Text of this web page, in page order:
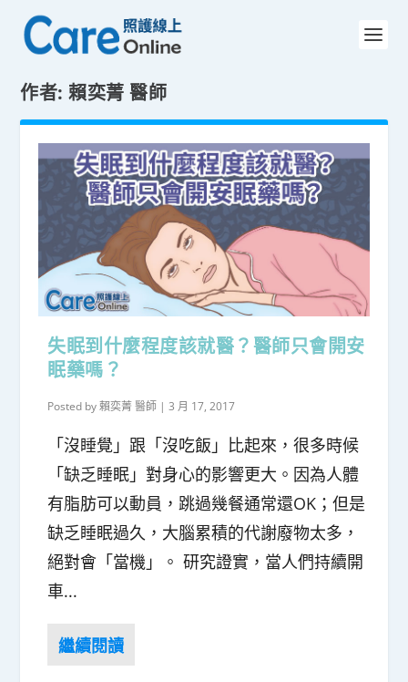
作者:賴奕菁 醫師
失眠到什麼程度該就醫？醫師只會開安
眠藥嗎？
Posted by賴奕菁 醫師 |3 月 17, 2017
「沒睡覺」跟「沒吃飯」比起來，很多時候
「缺乏睡眠」對身心的影響更大。因為人體
有脂肪可以動員，跳過幾餐通常還OK；但是
缺乏睡眠過久，大腦累積的代謝廢物太多，
絕對會「當機」。 研究證實，當人們持續開
車...